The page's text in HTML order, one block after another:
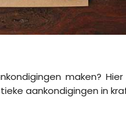
maken?
aankondigingen in